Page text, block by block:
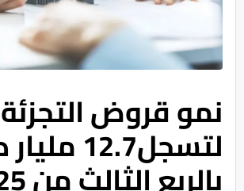
لتسجل12.7
بالربع الثالث من 2025